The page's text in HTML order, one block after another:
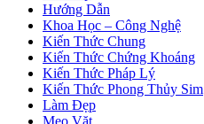
Hướng Dẫn
Khoa Học – Công Nghệ
Kiến Thức Chung
Kiến Thức Chứng Khoáng
Kiến Thức Pháp Lý
Kiến Thức Phong Thủy Sim
Làm Đẹp
Mẹo Vặt